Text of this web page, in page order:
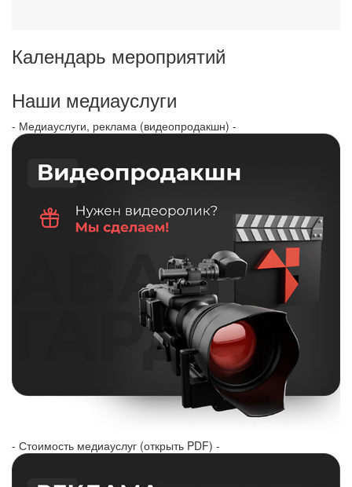
Календарь мероприятий
Наши медиауслуги
- Медиауслуги, реклама (видеопродакшн) -
- Стоимость медиауслуг (открыть PDF) -